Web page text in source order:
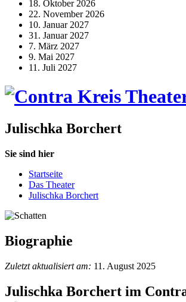
18. Oktober 2026
22. November 2026
10. Januar 2027
31. Januar 2027
7. März 2027
9. Mai 2027
11. Juli 2027
Julischka Borchert
Sie sind hier
Startseite
Das Theater
Julischka Borchert
Biographie
Zuletzt aktualisiert am: 11. August 2025
Julischka Borchert im